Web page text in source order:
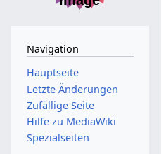
Navigation
Hauptseite
Letzte Änderungen
Zufällige Seite
Hilfe zu MediaWiki
Spezialseiten